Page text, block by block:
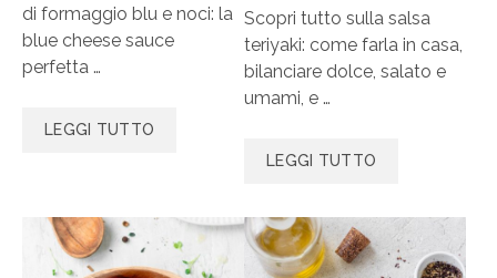
di formaggio blu e noci: la
blue cheese sauce
perfetta …
LEGGI TUTTO
Scopri tutto sulla salsa
teriyaki: come farla in casa,
bilanciare dolce, salato e
umami, e …
LEGGI TUTTO